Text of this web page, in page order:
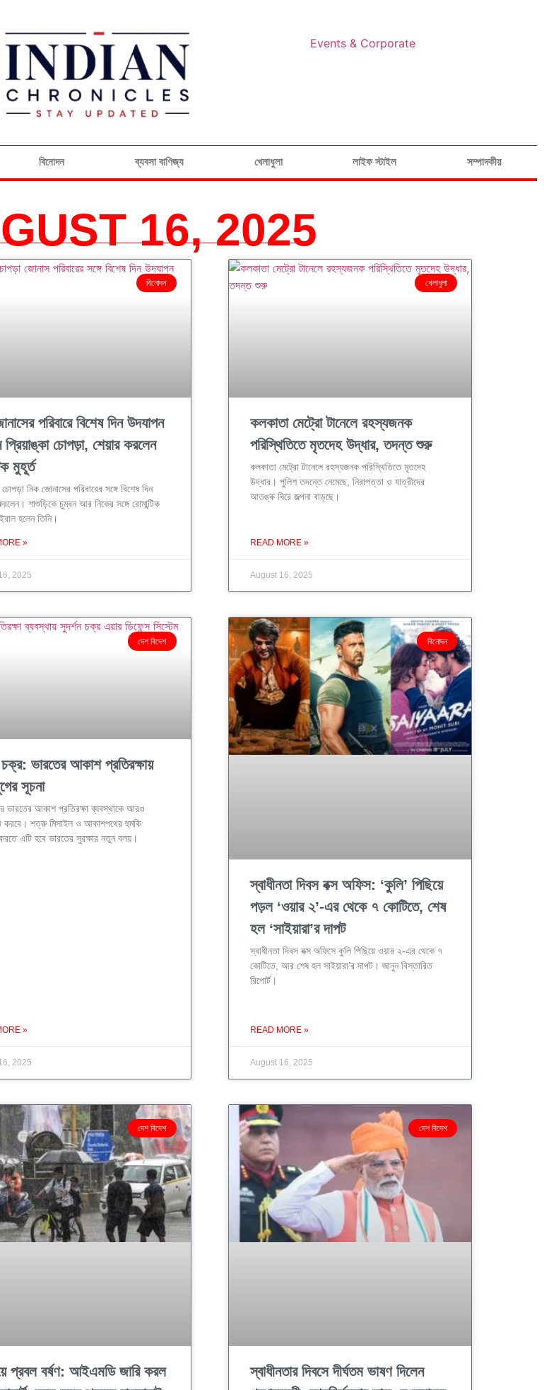
Events & Corporate
বিনোদন ব্যবসা বাণিজ্য খেলাধুলা লাইফ স্টাইল সম্পাদকীয়
16, 2025
বিনোদন
পরিবারে বিশেষ দিন উদযাপন
চোপড়া, শেয়ার করলেন
মুহূর্ত
চোপড়া নিক জোনাসের পরিবারের সঙ্গে বিশেষ দিন
শাশুড়িকে চুম্বন আর নিকের সঙ্গে রোমান্টিক
হলেন তিনি।
»
2025
খেলাধুলা
কলকাতা মেট্রো টানেলে রহস্যজনক
পরিস্থিতিতে মৃতদেহ উদ্ধার, তদন্ত শুরু
কলকাতা মেট্রো টানেলে রহস্যজনক পরিস্থিতিতে মৃতদেহ
উদ্ধার। পুলিশ তদন্তে নেমেছে, নিরাপত্তা ও যাত্রীদের
আতঙ্ক ঘিরে জল্পনা বাড়ছে।
READ MORE »
August 16, 2025
দেশ বিদেশ
চক্র: ভারতের আকাশ প্রতিরক্ষায়
সূচনা
ভারতের আকাশ প্রতিরক্ষা ব্যবস্থাকে আরও
করবে। শত্রু মিসাইল ও আকাশপথের হুমকি
এটি হবে ভারতের সুরক্ষার নতুন বলয়।
»
2025
বিনোদন
স্বাধীনতা দিবস বক্স অফিস: ‘কুলি’ পিছিয়ে
পড়ল ‘ওয়ার ২’-এর থেকে ৭ কোটিতে, শেষ
হল ‘সাইয়ারা’র দাপট
স্বাধীনতা দিবস বক্স অফিসে কুলি পিছিয়ে ওয়ার ২-এর থেকে ৭
কোটিতে, আর শেষ হল সাইয়ারা’র দাপট। জানুন বিস্তারিত
রিপোর্ট।
READ MORE »
August 16, 2025
দেশ বিদেশ
প্রবল বর্ষণ: আইএমডি জারি করল
দেশ বিদেশ
স্বাধীনতার দিবসে দীর্ঘতম ভাষণ দিলেন